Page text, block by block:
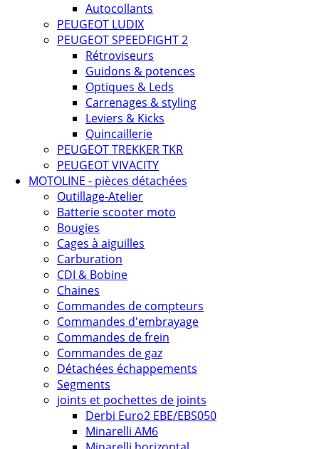
Autocollants
PEUGEOT LUDIX
PEUGEOT SPEEDFIGHT 2
Rétroviseurs
Guidons & potences
Optiques & Leds
Carrenages & styling
Leviers & Kicks
Quincaillerie
PEUGEOT TREKKER TKR
PEUGEOT VIVACITY
MOTOLINE - pièces détachées
Outillage-Atelier
Batterie scooter moto
Bougies
Cages à aiguilles
Carburation
CDI & Bobine
Chaines
Commandes de compteurs
Commandes d'embrayage
Commandes de frein
Commandes de gaz
Détachées échappements
Segments
joints et pochettes de joints
Derbi Euro2 EBE/EBS050
Minarelli AM6